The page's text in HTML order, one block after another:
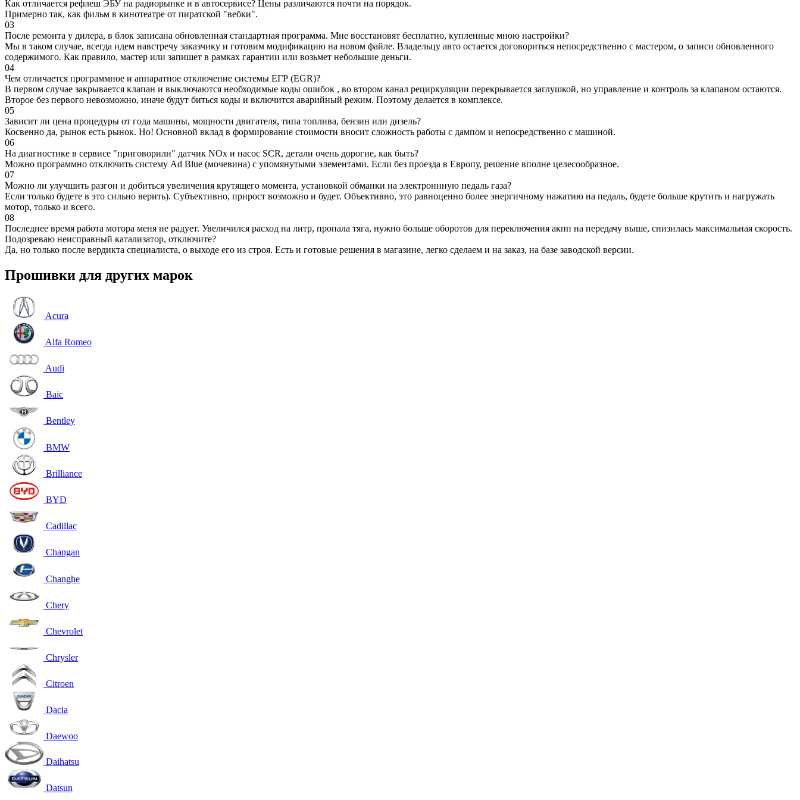
Как отличается рефлеш ЭБУ на радиорынке и в автосервисе? Цены различаются почти на порядок.
Примерно так, как фильм в кинотеатре от пиратской "вебки".
03
После ремонта у дилера, в блок записана обновленная стандартная программа. Мне восстановят бесплатно, купленные мною настройки?
Мы в таком случае, всегда идем навстречу заказчику и готовим модификацию на новом файле. Владельцу авто остается договориться непосредственно с мастером, о записи обновленного
содержимого. Как правило, мастер или запишет в рамках гарантии или возьмет небольшие деньги.
04
Чем отличается программное и аппаратное отключение системы ЕГР (EGR)?
В первом случае закрывается клапан и выключаются необходимые коды ошибок , во втором канал рециркуляции перекрывается заглушкой, но управление и контроль за клапаном остаются.
Второе без первого невозможно, иначе будут биться коды и включится аварийный режим. Поэтому делается в комплексе.
05
Зависит ли цена процедуры от года машины, мощности двигателя, типа топлива, бензин или дизель?
Косвенно да, рынок есть рынок. Но! Основной вклад в формирование стоимости вносит сложность работы с дампом и непосредственно с машиной.
06
На диагностике в сервисе "приговорили" датчик NOx и насос SCR, детали очень дорогие, как быть?
Можно программно отключить систему Ad Blue (мочевина) с упомянутыми элементами. Если без проезда в Европу, решение вполне целесообразное.
07
Можно ли улучшить разгон и добиться увеличения крутящего момента, установкой обманки на электроннную педаль газа?
Если только будете в это сильно верить). Субъективно, прирост возможно и будет. Объективно, это равноценно более энергичному нажатию на педаль, будете больше крутить и нагружать
мотор, только и всего.
08
Последнее время работа мотора меня не радует. Увеличился расход на литр, пропала тяга, нужно больше оборотов для переключения акпп на передачу выше, снизилась максимальная скорость.
Подозреваю неисправный катализатор, отключите?
Да, но только после вердикта специалиста, о выходе его из строя. Есть и готовые решения в магазине, легко сделаем и на заказ, на базе заводской версии.
Прошивки для других марок
Acura
Alfa Romeo
Audi
Baic
Bentley
BMW
Brilliance
BYD
Cadillac
Changan
Changhe
Chery
Chevrolet
Chrysler
Citroen
Dacia
Daewoo
Daihatsu
Datsun